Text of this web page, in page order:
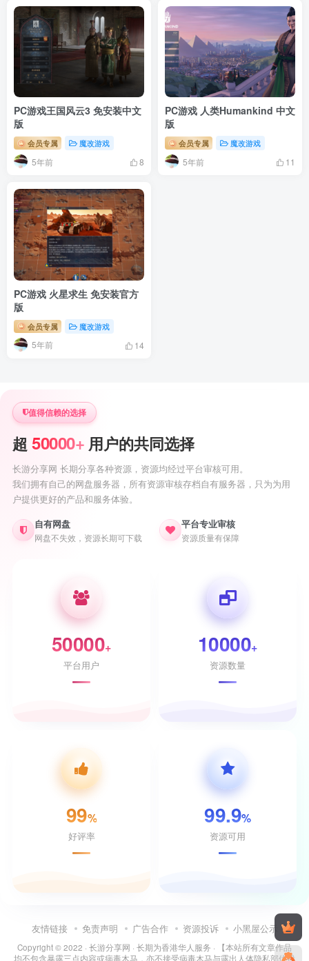
PC游戏王国风云3 免安装中文
版
会员专属 魔改游戏
5年前 8
PC游戏 人类Humankind 中文
版
会员专属 魔改游戏
5年前 11
PC游戏 火星求生 免安装官方
版
会员专属 魔改游戏
5年前 14
值得信赖的选择
超 50000+ 用户的共同选择
长游分享网 长期分享各种资源，资源均经过平台审核可用。
我们拥有自己的网盘服务器，所有资源审核存档自有服务器，只为为用
户提供更好的产品和服务体验。
自有网盘
网盘不失效，资源长期可下载
平台专业审核
资源质量有保障
50000+
平台用户
10000+
资源数量
99%
好评率
99.9%
资源可用
友情链接 免责声明 广告合作 资源投诉 小黑屋公示
Copyright © 2022 · 长游分享网 · 长期为香港华人服务 · 【本站所有文章作品
均不包含暴露三点内容或病毒木马，亦不接受病毒木马与露出人体隐私部位投